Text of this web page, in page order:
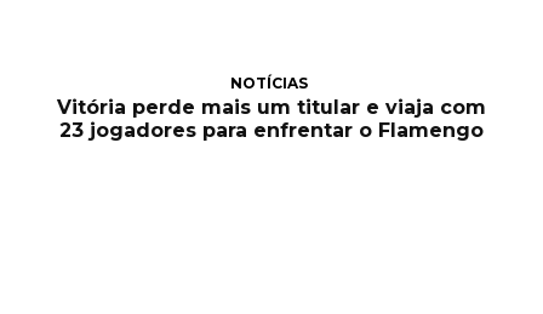
NOTÍCIAS
Vitória perde mais um titular e viaja com
23 jogadores para enfrentar o Flamengo